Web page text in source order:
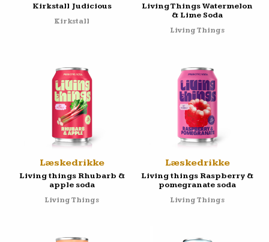
Kirkstall Judicious
Kirkstall
Living Things Watermelon
& Lime Soda
Living Things
Læskedrikke
Living things Rhubarb &
apple soda
Living Things
Læskedrikke
Living things Raspberry &
pomegranate soda
Living Things